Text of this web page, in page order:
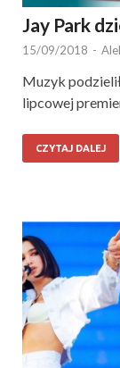
Jay Park
15/09/2018 -
Muzyk
lipcowej
CZYTAJ DALEJ